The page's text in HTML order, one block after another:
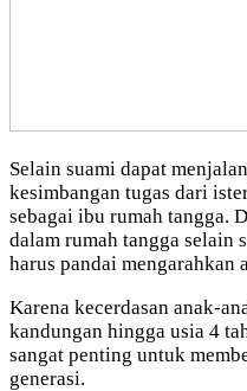
Selain suami dapat
kesimbangan tugas dari
sebagai ibu rumah tangga.
dalam rumah tangga selain
harus pandai mengarahkan
Karena kecerdasan anak-
kandungan hingga usia 4
sangat penting untuk
generasi.